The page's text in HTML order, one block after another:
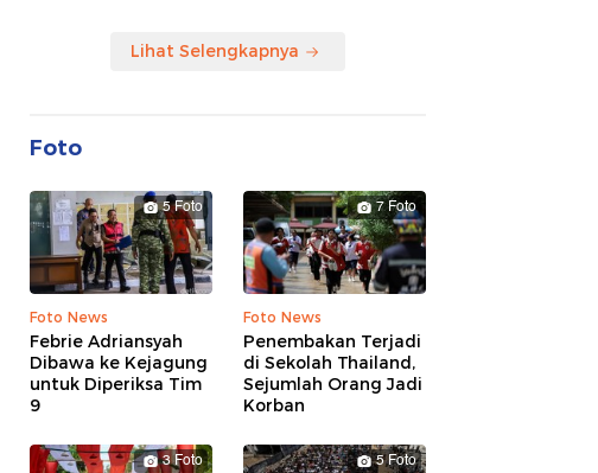
Lihat Selengkapnya
Foto
5 Foto
Foto News
Febrie Adriansyah
Dibawa ke Kejagung
untuk Diperiksa Tim
9
7 Foto
Foto News
Penembakan Terjadi
di Sekolah Thailand,
Sejumlah Orang Jadi
Korban
3 Foto 5 Foto